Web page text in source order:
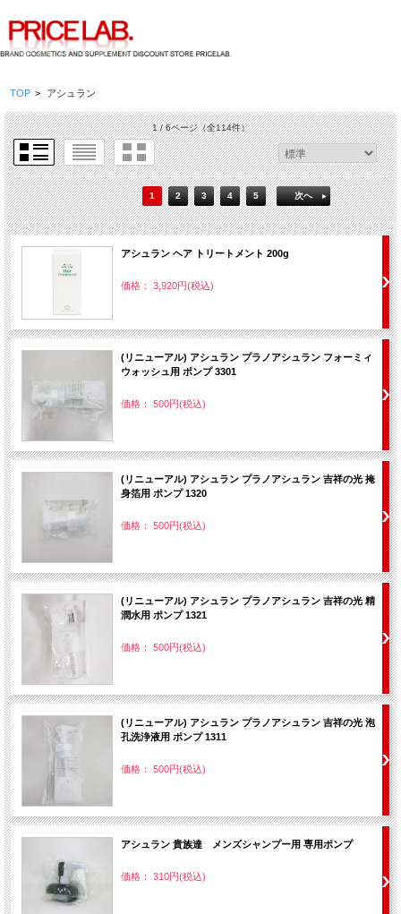
TOP > アシュラン
1 / 6ページ（全114件）
1 2 3 4 5 次へ
アシュラン ヘア トリートメント 200g
価格： 3,920円(税込)
(リニューアル) アシュラン プラノアシュラン フォーミィ
ウォッシュ用 ポンプ 3301
価格： 500円(税込)
(リニューアル) アシュラン プラノアシュラン 吉祥の光 掩
身箔用 ポンプ 1320
価格： 500円(税込)
(リニューアル) アシュラン プラノアシュラン 吉祥の光 精
潤水用 ポンプ 1321
価格： 500円(税込)
(リニューアル) アシュラン プラノアシュラン 吉祥の光 泡
孔洗浄液用 ポンプ 1311
価格： 500円(税込)
アシュラン 貴族達 メンズシャンプー用 専用ポンプ
価格： 310円(税込)